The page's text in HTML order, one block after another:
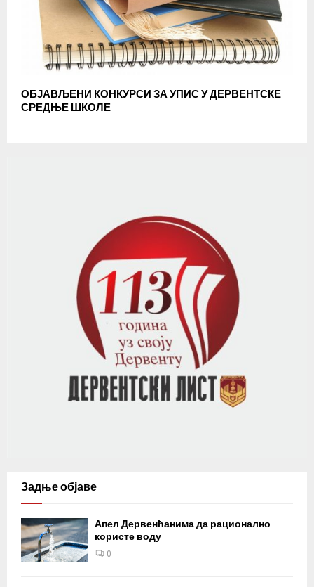
ОБЈАВЉЕНИ КОНКУРСИ ЗА УПИС У ДЕРВЕНТСКЕ
СРЕДЊЕ ШКОЛЕ
Задње објаве
Апел Дервенћанима да рационално
користе воду
0